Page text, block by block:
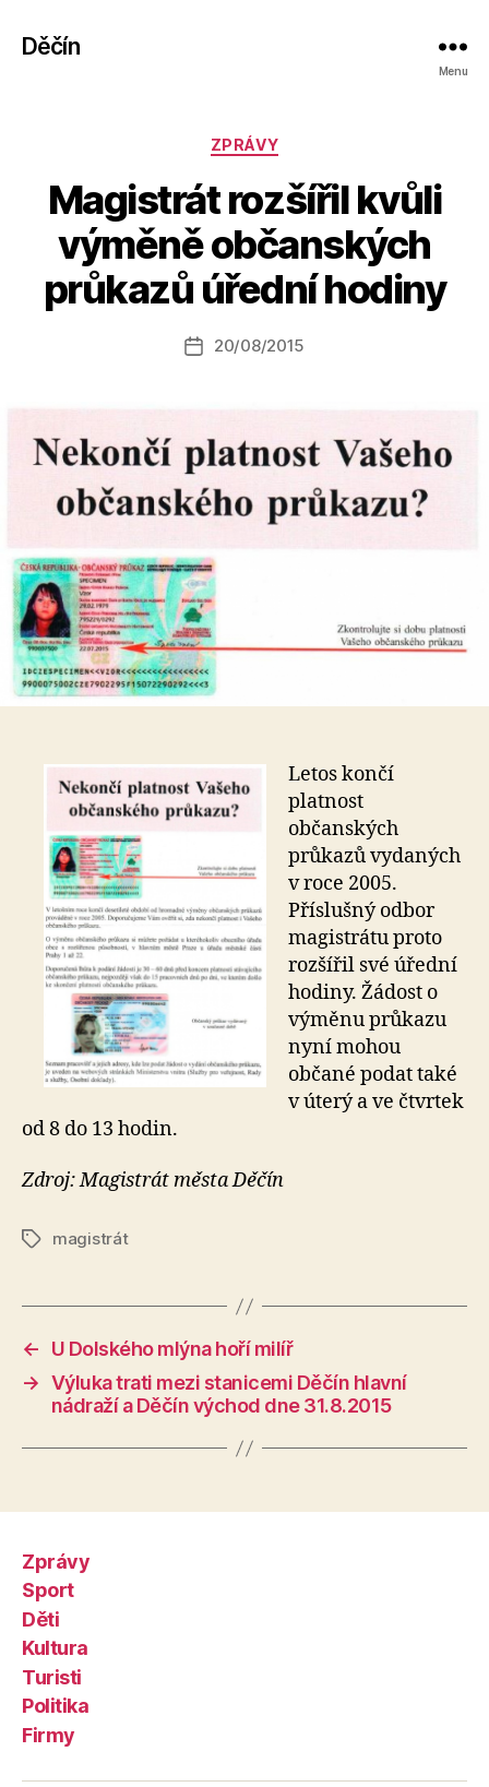
Děčín
Menu
Rubriky
ZPRÁVY
Magistrát rozšířil kvůli
výměně občanských
průkazů úřední hodiny
Autor
příspěvku
u
a
o
Datum
20/08/2015
Letos končí
platnost
občanských
průkazů vydaných
v roce 2005.
Příslušný odbor
magistrátu proto
rozšířil své úřední
hodiny. Žádost o
výměnu průkazu
nyní mohou
občané podat také
v úterý a ve čtvrtek
od 8 do 13 hodin.
Zdroj: Magistrát města Děčín
Štítkymagistrát
←
U Dolského mlýna hoří milíř
→ Výluka trati mezi stanicemi Děčín hlavní
nádraží a Děčín východ dne 31.8.2015
Zprávy
Sport
Děti
Kultura
Turisti
Politika
Firmy